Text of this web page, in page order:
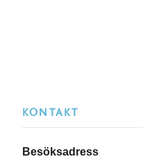
KONTAKT
Besöksadress